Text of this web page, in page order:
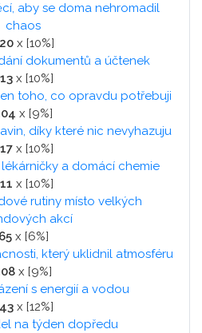
aby se doma nehromadil
chaos
x [10%]
dokumentů a účtenek
x [10%]
toho, co opravdu potřebuji
x [9%]
díky které nic nevyhazuju
x [10%]
a domácí chemie
x [10%]
rutiny místo velkých
akcí
65x [6%]
který uklidnil atmosféru
x [9%]
s energií a vodou
x [12%]
na týden dopředu